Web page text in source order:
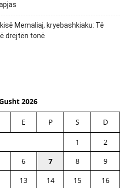
Memaliaj, kryebashkiaku: Të
drejtën tonë
2026
E P S D
1
2
6 7 8
9
13 14 15
16